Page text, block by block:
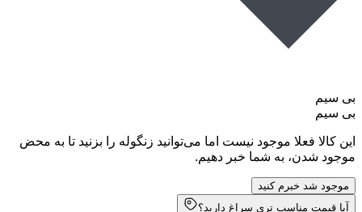
بی سیم
بی سیم
این کالا فعلا موجود نیست اما می‌توانید زنگوله را بزنید تا به محض
موجود شدن، به شما خبر دهیم.
موجود شد خبرم کنید
آیا قیمت مناسب تری سراغ دارید؟